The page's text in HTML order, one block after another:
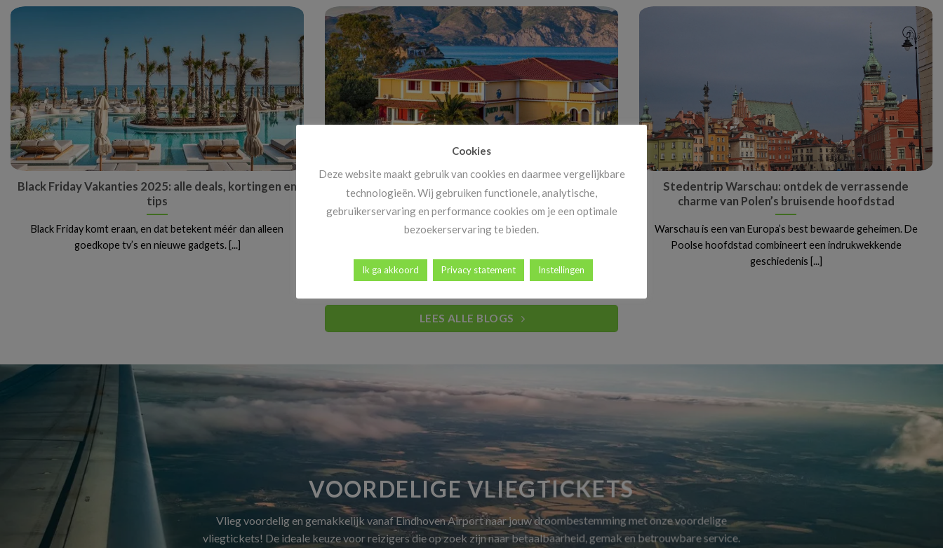
Black Friday Vakanties 2025: alle deals, kortingen en
tips
Black Friday komt eraan, en dat betekent méér dan alleen
goedkope tv’s en nieuwe gadgets. [...]
Vanaf 14 november: megakortingen op ál je
vakanties!
Heb jij al vakantiekriebels? Goed nieuws! Vanaf 14 november
Stedentrip Warschau: ontdek de verrassende
charme van Polen’s bruisende hoofdstad
Warschau is een van Europa’s best bewaarde geheimen. De
Poolse hoofdstad combineert een indrukwekkende
geschiedenis [...]
LEES ALLE BLOGS
VOORDELIGE VLIEGTICKETS
Vlieg voordelig en gemakkelijk vanaf Eindhoven Airport naar jouw droombestemming met onze voordelige
vliegtickets! De ideale keuze voor reizigers die op zoek zijn naar betaalbaarheid, gemak en betrouwbare service.
Cookies
Deze website maakt gebruik van cookies en daarmee vergelijkbare
technologieën. Wij gebruiken functionele, analytische,
gebruikerservaring en performance cookies om je een optimale
bezoekerservaring te bieden.
Ik ga akkoord Privacy statement Instellingen